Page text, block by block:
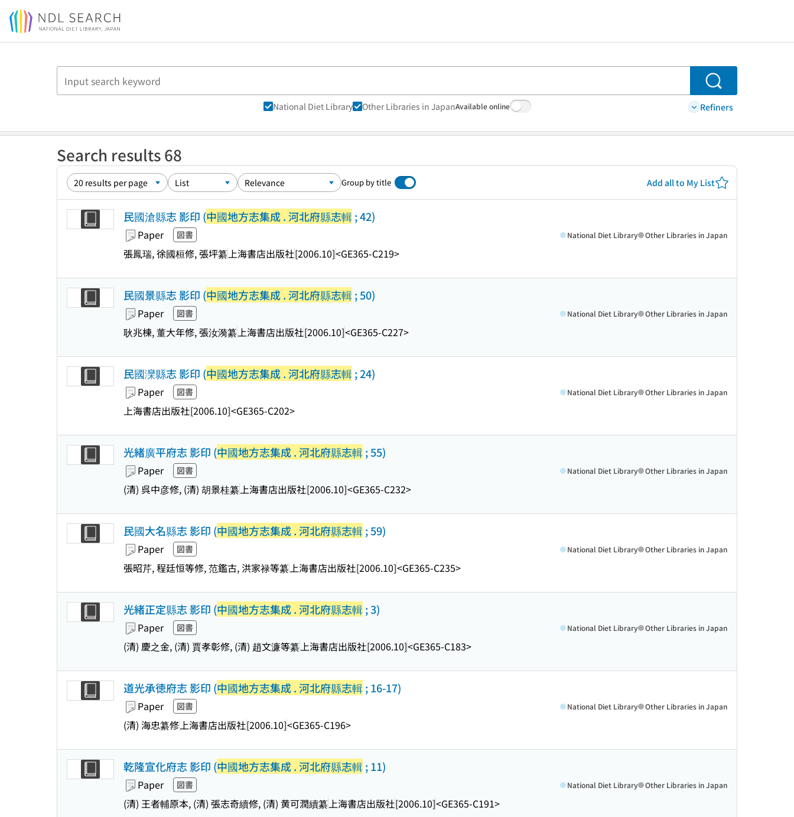
Jump to main content
Search
National Diet Library Other Libraries in JapanAvailable online Refiners
Search results 68
Group by title Add all to My List
民國滄縣志 影印 (中國地方志集成 . 河北府縣志輯; 42)
Paper 図書
張鳳瑞, 徐國桓修, 張坪纂 上海書店出版社[2006.10]<GE365-C219>
National Diet Library Other Libraries in Japan
民國景縣志 影印 (中國地方志集成 . 河北府縣志輯; 50)
Paper 図書
耿兆棟, 董大年修, 張汝漪纂 上海書店出版社[2006.10]<GE365-C227>
National Diet Library Other Libraries in Japan
民國灤縣志 影印 (中國地方志集成 . 河北府縣志輯; 24)
Paper 図書
上海書店出版社[2006.10]<GE365-C202>
National Diet Library Other Libraries in Japan
光緒廣平府志 影印 (中國地方志集成 . 河北府縣志輯; 55)
Paper 図書
(清) 呉中彦修, (清) 胡景桂纂 上海書店出版社[2006.10]<GE365-C232>
National Diet Library Other Libraries in Japan
民國大名縣志 影印 (中國地方志集成 . 河北府縣志輯; 59)
Paper 図書
張昭芹, 程廷恒等修, 范鑑古, 洪家禄等纂 上海書店出版社[2006.10]<GE365-C235>
National Diet Library Other Libraries in Japan
光緒正定縣志 影印 (中國地方志集成 . 河北府縣志輯; 3)
Paper 図書
(清) 慶之金, (清) 賈孝彰修, (清) 趙文濂等纂 上海書店出版社[2006.10]<GE365-C183>
National Diet Library Other Libraries in Japan
道光承徳府志 影印 (中國地方志集成 . 河北府縣志輯; 16-17)
Paper 図書
(清) 海忠纂修 上海書店出版社[2006.10]<GE365-C196>
National Diet Library Other Libraries in Japan
乾隆宣化府志 影印 (中國地方志集成 . 河北府縣志輯; 11)
Paper 図書
(清) 王者輔原本, (清) 張志奇續修, (清) 黄可潤續纂 上海書店出版社[2006.10]<GE365-C191>
National Diet Library Other Libraries in Japan